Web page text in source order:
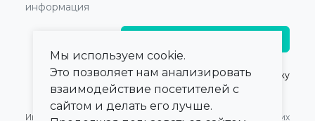
информация
© 2021 — 2026,ПроКлинику
Информация, Оферта для Юридических
Мы используем cookie.
Это позволяет нам анализировать
взаимодействие посетителей с
сайтом и делать его лучше.